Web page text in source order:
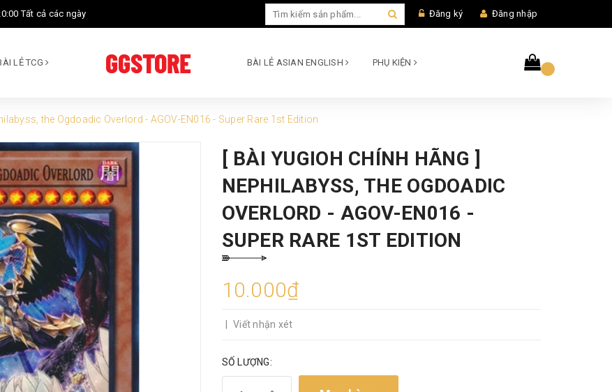
Tất cả các ngày Đăng ký Đăng nhập
LẺ TCG BÀI LẺ ASIAN ENGLISH PHỤ KIỆN
the Ogdoadic Overlord - AGOV-EN016 - Super Rare 1st Edition
[ BÀI YUGIOH CHÍNH HÃNG ]
NEPHILABYSS, THE OGDOADIC
OVERLORD - AGOV-EN016 -
SUPER RARE 1ST EDITION
10.000₫
Viết nhận xét
SỐ LƯỢNG: